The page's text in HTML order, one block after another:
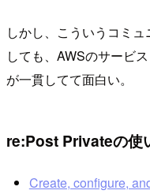
しかし、こういうコミ
しても、AWSのサービ
が一貫してて面白い。
re:Post Privateの使
Create, configure,